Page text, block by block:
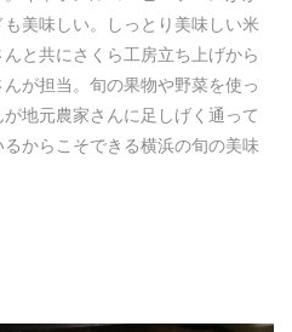
美味しい。しっとり美味しい米
と共にさくら工房立ち上げから
が担当。旬の果物や野菜を使っ
地元農家さんに足しげく通って
からこそできる横浜の旬の美味